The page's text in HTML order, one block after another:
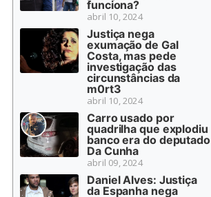
funciona?
abril 10, 2024
Justiça nega
exumação de Gal
Costa, mas pede
investigação das
circunstâncias da
m0rt3
abril 10, 2024
Carro usado por
quadrilha que explodiu
banco era do deputado
Da Cunha
abril 09, 2024
Daniel Alves: Justiça
da Espanha nega